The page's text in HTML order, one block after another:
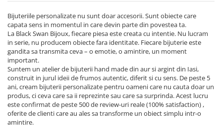
Bijuteriile personalizate nu sunt doar accesorii. Sunt obiecte care
capata sens in momentul in care devin parte din povestea ta.
La Black Swan Bijoux, fiecare piesa este creata cu intentie. Nu lucram
in serie, nu producem obiecte fara identitate. Fiecare bijuterie este
gandita sa transmita ceva – o emotie, o amintire, un moment
important.
Suntem un atelier de bijuterii hand made din aur si argint din Iasi,
construit in jurul ideii de frumos autentic, diferit si cu sens. De peste 5
ani, cream bijuterii personalizate pentru oameni care nu cauta doar un
produs, ci ceva care sa ii reprezinte sau care sa surprinda. Acest lucru
este confirmat de peste 500 de review-uri reale (100% satisfaction) ,
oferite de clienti care au ales sa transforme un obiect simplu intr-o
amintire.